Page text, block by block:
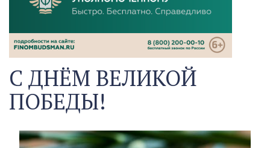
С ДНЁМ ВЕЛИКОЙ
ПОБЕДЫ!